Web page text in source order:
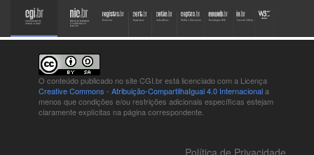
O conteúdo publicado no site CGI.br está licenciado com a Licença
Creative Commons - Atribuição-CompartilhaIgual 4.0 Internacionala
menos que condições e/ou restrições adicionais específicas estejam
claramente explícitas na página correspondente.